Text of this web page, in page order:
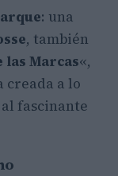
: una
, también
las Marcas«,
a lo
fascinante